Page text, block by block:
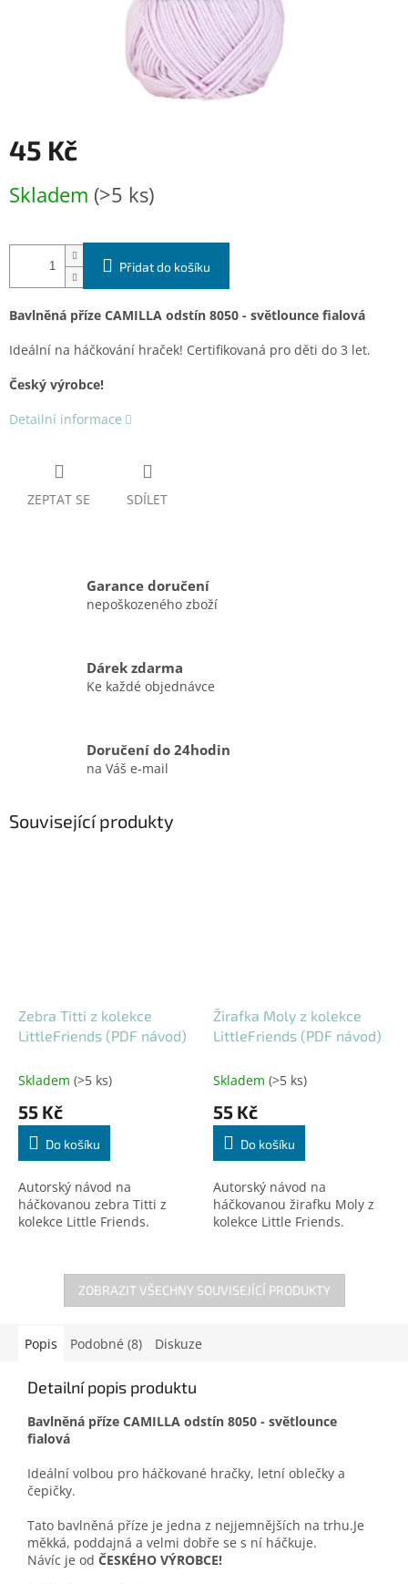
45 Kč
cena:
Skladem (>5 ks)
Přidat do košíku
Bavlněná příze CAMILLA odstín 8050 - světlounce fialová
Ideální na háčkování hraček! Certifikovaná pro děti do 3 let.
Český výrobce!
Detailní informace
ZEPTAT SE SDÍLET
Garance doručení
nepoškozeného zboží
Dárek zdarma
Ke každé objednávce
Doručení do 24hodin
na Váš e-mail
Související produkty
Zebra Titti z kolekce
LittleFriends (PDF návod)
Skladem (>5 ks)
55 Kč
Do košíku
Autorský návod na
háčkovanou zebra Titti z
kolekce Little Friends.
Žirafka Moly z kolekce
LittleFriends (PDF návod)
Skladem (>5 ks)
55 Kč
Do košíku
Autorský návod na
háčkovanou žirafku Moly z
kolekce Little Friends.
ZOBRAZIT VŠECHNY SOUVISEJÍCÍ PRODUKTY
Popis Podobné (8) Diskuze
Detailní popis produktu
Bavlněná příze CAMILLA odstín 8050 - světlounce
fialová
Ideální volbou pro háčkované hračky, letní oblečky a
čepičky.
Tato bavlněná příze je jedna z nejjemnějších na trhu.Je
měkká, poddajná a velmi dobře se s ní háčkuje.
Návíc je od ČESKÉHO VÝROBCE!